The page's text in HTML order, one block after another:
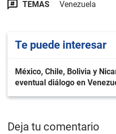
TEMAS Venezuela
Te puede interesar
México, Chile, Bolivia y
eventual diálogo en
Deja tu comentario